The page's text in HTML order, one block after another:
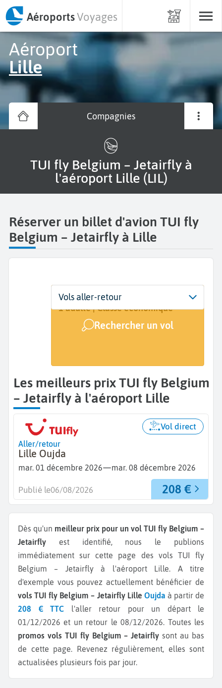
AéroportsVoyages
Aéroport
Lille
Compagnies
TUI fly Belgium – Jetairfly à
l'aéroport Lille (LIL)
Réserver un billet d'avion TUI fly
Belgium – Jetairfly à Lille
Départ
Lille (LIL)
Dates
Dates de votre voyage
Voyageurs | Classe
1 adulte | Classe économique
Rechercher un vol
Vols aller-retour
Les meilleurs prix TUI fly Belgium
– Jetairfly à l'aéroport Lille
Aller/retour
Lille Oujda
mar. 01 décembre 2026—mar. 08 décembre 2026
Vol direct
208 €
Publié le06/08/2026
Dès qu'un meilleur prix pour un vol TUI fly Belgium –
Jetairfly est identifié, nous le publions
immédiatement sur cette page des vols TUI fly
Belgium – Jetairfly à l'aéroport Lille. A titre
d'exemple vous pouvez actuellement bénéficier de
vols TUI fly Belgium – Jetairfly Lille Oujda à partir de
208 € TTC
l'aller retour pour un départ le
01/12/2026 et un retour le 08/12/2026. Toutes les
promos vols TUI fly Belgium – Jetairfly sont au bas
de cette page. Revenez régulièrement, elles sont
actualisées plusieurs fois par jour.